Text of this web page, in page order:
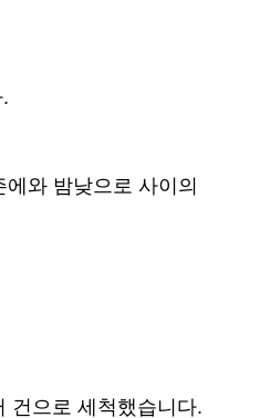
와 밤낮으로 사이의
건으로 세척했습니다.